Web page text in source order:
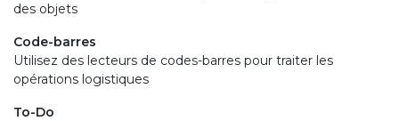
des objets
Code-barres
Utilisez des lecteurs de codes-barres pour traiter les
opérations logistiques
To-Do